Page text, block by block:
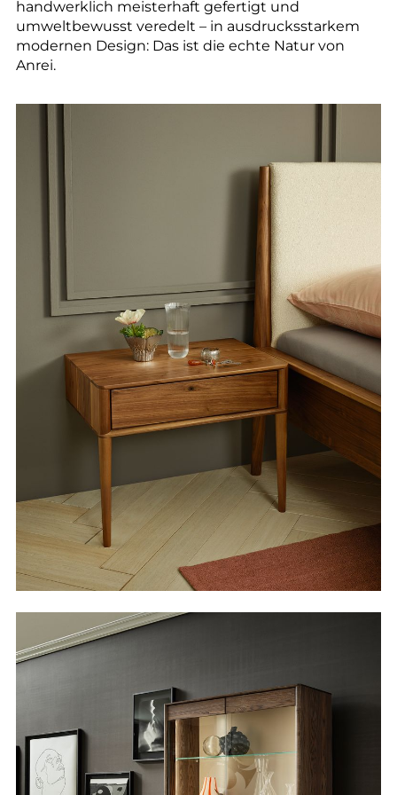
handwerklich meisterhaft gefertigt und
umweltbewusst veredelt – in ausdrucksstarkem
modernen Design: Das ist die echte Natur von
Anrei.